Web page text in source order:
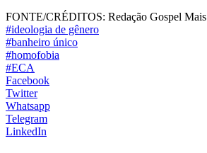
FONTE/CRÉDITOS: Redação Gospel Mais
#ideologia de gênero
#banheiro único
#homofobia
#ECA
Facebook
Twitter
Whatsapp
Telegram
LinkedIn